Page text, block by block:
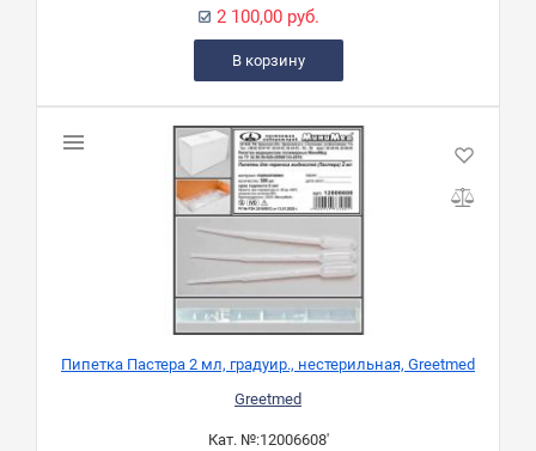
2 100,00 руб.
В корзину
Пипетка Пастера 2 мл, градуир., нестерильная, Greetmed
Greetmed
Кат. №:12006608'